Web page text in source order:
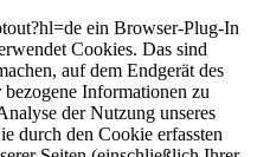
ein Browser-Plug-In
Cookies. Das sind
auf dem Endgerät des
Informationen zu
der Nutzung unseres
durch den Cookie erfassten